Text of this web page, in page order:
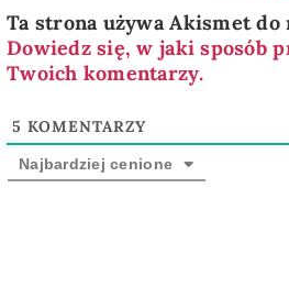
Ta strona używa Akismet
Dowiedz się, w jaki sposób
Twoich komentarzy.
5 KOMENTARZY
Najbardziej cenione